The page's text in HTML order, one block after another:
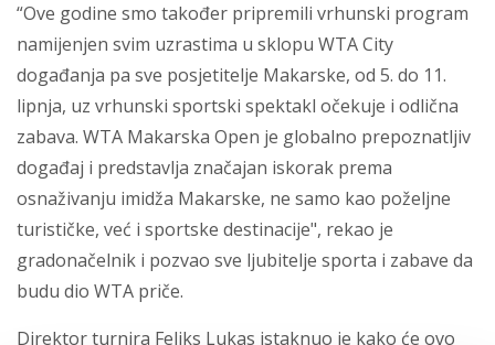
“Ove godine smo također pripremili vrhunski program
namijenjen svim uzrastima u sklopu WTA City
događanja pa sve posjetitelje Makarske, od 5. do 11.
lipnja, uz vrhunski sportski spektakl očekuje i odlična
zabava. WTA Makarska Open je globalno prepoznatljiv
događaj i predstavlja značajan iskorak prema
osnaživanju imidža Makarske, ne samo kao poželjne
turističke, već i sportske destinacije", rekao je
gradonačelnik i pozvao sve ljubitelje sporta i zabave da
budu dio WTA priče.
Direktor turnira Feliks Lukas istaknuo je kako će ovo